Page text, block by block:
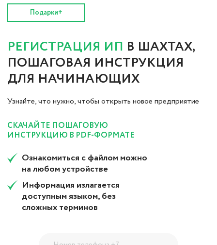
Подарки+
РЕГИСТРАЦИЯ ИП В ШАХТАХ,
ПОШАГОВАЯ ИНСТРУКЦИЯ
ДЛЯ НАЧИНАЮЩИХ
Узнайте, что нужно, чтобы открыть новое предприятие
СКАЧАЙТЕ ПОШАГОВУЮ
ИНСТРУКЦИЮ В PDF-ФОРМАТЕ
Ознакомиться с файлом можно
на любом устройстве
Информация излагается
доступным языком, без
сложных терминов